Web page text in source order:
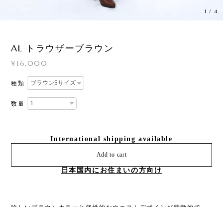
1 /4
AL トラウザーブラウン
¥16,000
種類
数量
International shipping available
Add to cart
日本国内にお住まいの方向け